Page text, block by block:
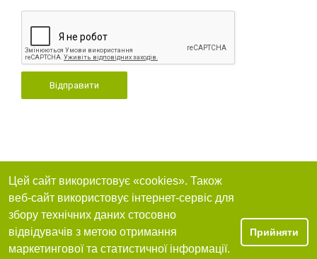
Відправити
Цей сайт використовує «cookies». Також
веб-сайт використовує інтернет-сервіс для
збору технічних даних стосовно
відвідувачів з метою отримання
маркетингової та статистичної інформації.
Прийняти